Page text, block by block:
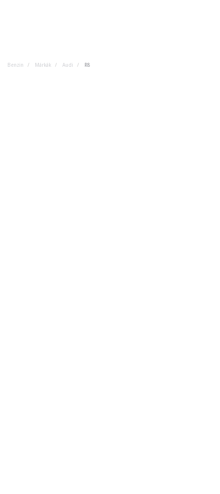
Benzin Márkák Audi R8